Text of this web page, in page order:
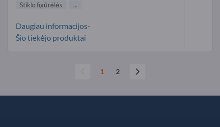
Stiklo figūrėlės
...
Daugiau informacijos-
Šio tiekėjo produktai
1 2